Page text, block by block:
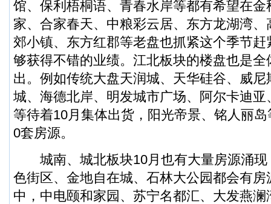
馆、保利梧桐语、青春水岸等都有希望在
家、合家春天、中粮彩云居、东方龙湖湾
郊小镇、东方红郡等老盘也抓紧这个季节
够获得不错的业绩。江北板块的楼盘也是
出。例如传统大盘天润城、天华硅谷、威
城、海德北岸、明发城市广场、阿尔卡迪
等待着10月集体出货，阳光帝景、铭人丽
0套房源。
城南、城北板块10月也有大量房源涌现
色街区、金地自在城、石林大公园都会有
中，中电颐和家园、苏宁名都汇、大发燕